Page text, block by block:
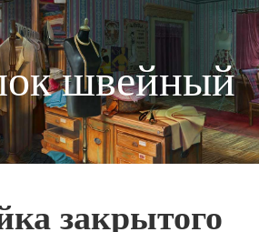
швейный
закрытого